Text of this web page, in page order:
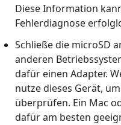
Diese Information
Fehlerdiagnose
Schließe die microSD
anderen
dafür einen Adapter.
nutze dieses Gerät,
überprüfen. Ein Mac
dafür am besten